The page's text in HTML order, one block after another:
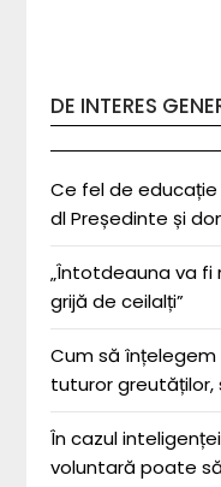
DE INTERES
Ce fel de
dl Președinte și
„Întotdeauna va fi
grijă de ceilalți”
Cum să înțelegem
tuturor greutăților,
În cazul
voluntară poate